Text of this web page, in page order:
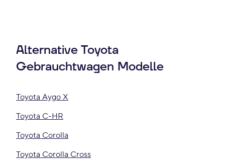
Alternative Toyota
Gebrauchtwagen Modelle
Toyota Aygo X
Toyota C-HR
Toyota Corolla
Toyota Corolla Cross